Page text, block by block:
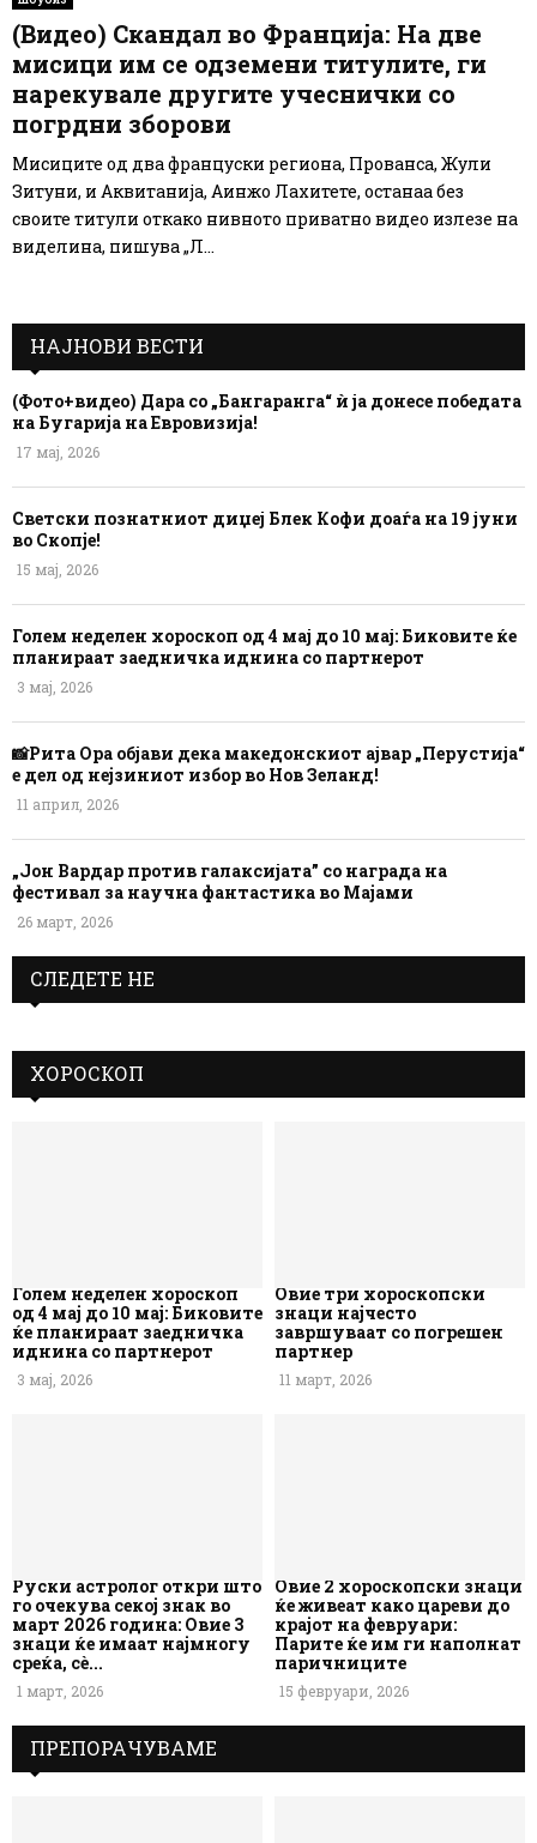
(Видео) Скандал во Франција: На две
мисици им се одземени титулите, ги
нарекувале другите учеснички со
погрдни зборови
Мисиците од два француски региона, Прованса, Жули
Зитуни, и Аквитанија, Аинжо Лахитете, останаа без
своите титули откако нивното приватно видео излезе на
виделина, пишува „Л...
НАЈНОВИ ВЕСТИ
(Фото+видео) Дара со „Бангаранга“ ѝ ја донесе победата
на Бугарија на Евровизија!
17 мај, 2026
Светски познатниот диџеј Блек Кофи доаѓа на 19 јуни
во Скопје!
15 мај, 2026
Голем неделен хороскоп од 4 мај до 10 мај: Биковите ќе
планираат заедничка иднина со партнерот
3 мај, 2026
📸Рита Ора објави дека македонскиот ајвар „Перустија“
е дел од нејзиниот избор во Нов Зеланд!
11 април, 2026
„Јон Вардар против галаксијата” со награда на
фестивал за научна фантастика во Мајами
26 март, 2026
СЛЕДЕТЕ НЕ
ХОРОСКОП
Голем неделен хороскоп
од 4 мај до 10 мај: Биковите
ќе планираат заедничка
иднина со партнерот
3 мај, 2026
Овие три хороскопски
знаци најчесто
завршуваат со погрешен
партнер
11 март, 2026
Руски астролог откри што
го очекува секој знак во
март 2026 година: Овие 3
знаци ќе имаат најмногу
среќа, сè...
1 март, 2026
Овие 2 хороскопски знаци
ќе живеат како цареви до
крајот на февруари:
Парите ќе им ги наполнат
паричниците
15 февруари, 2026
ПРЕПОРАЧУВАМЕ